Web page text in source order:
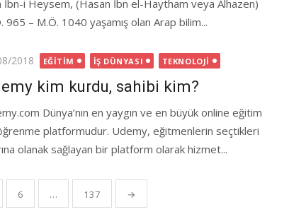
İbn-i Heysem, (Hasan İbn el-Haytham veya Alhazen)
965 – M.Ö. 1040 yaşamış olan Arap bilim...
2018 EĞITIM İŞ DÜNYASI TEKNOLOJI
kim kurdu, sahibi kim?
Dünya’nın en yaygın ve en büyük online eğitim
platformudur. Udemy, eğitmenlerin seçtikleri
olanak sağlayan bir platform olarak hizmet...
6 … 137 →